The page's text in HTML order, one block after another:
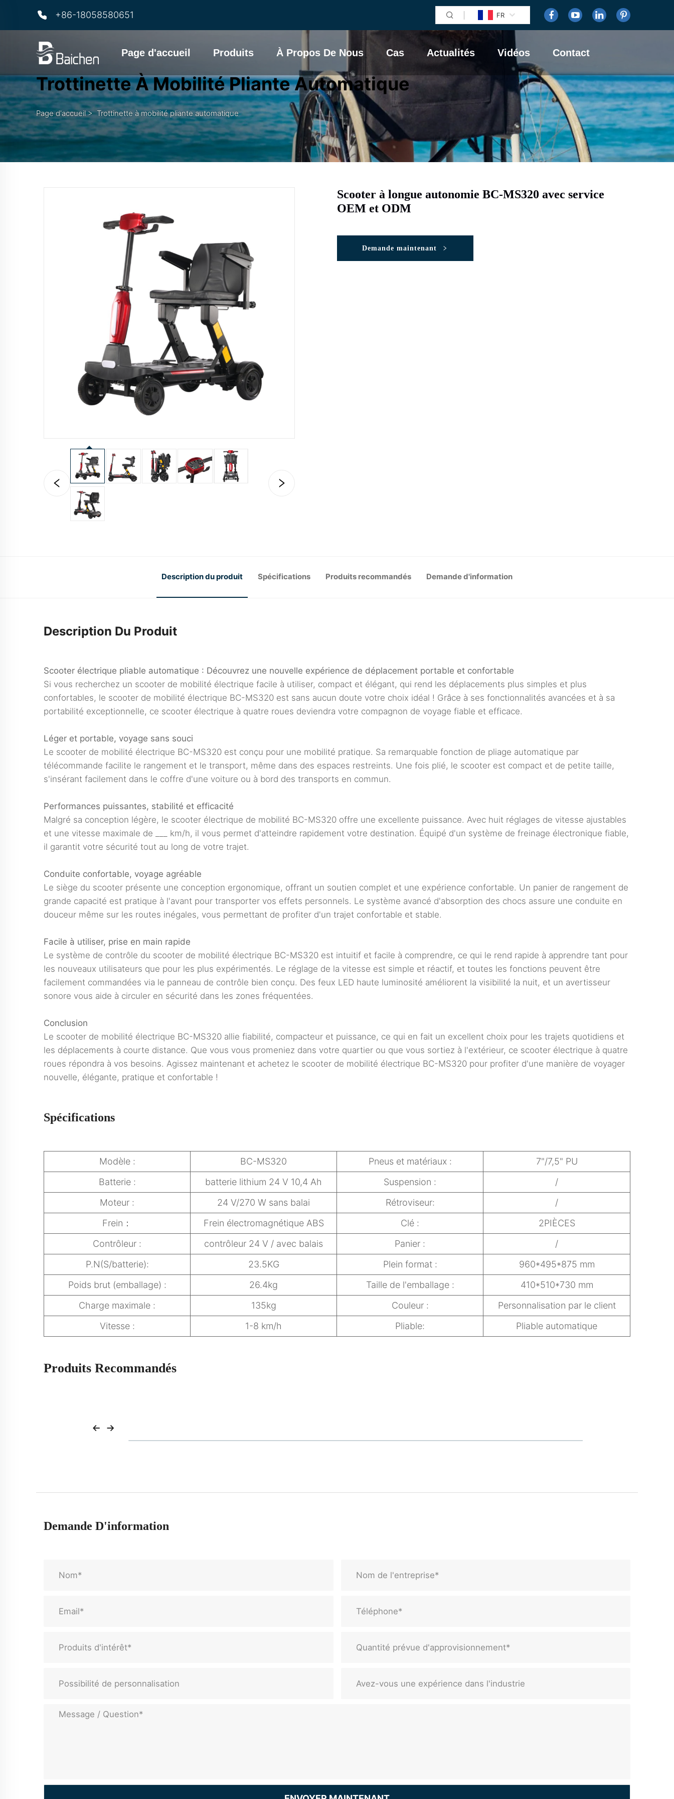
+86-18058580651 FR
Page d'accueil Produits À Propos De Nous Cas Actualités Vidéos Contact
Trottinette À Mobilité Pliante Automatique
Page d'accueil>Trottinette à mobilité pliante automatique
Scooter à longue autonomie BC-MS320 avec service
OEM et ODM
Demande maintenant
Description du produit Spécifications Produits recommandés Demande d'information
Description Du Produit
Scooter électrique pliable automatique : Découvrez une nouvelle expérience de déplacement portable et confortable
Si vous recherchez un scooter de mobilité électrique facile à utiliser, compact et élégant, qui rend les déplacements plus simples et plus
confortables, le scooter de mobilité électrique BC-MS320 est sans aucun doute votre choix idéal ! Grâce à ses fonctionnalités avancées et à sa
portabilité exceptionnelle, ce scooter électrique à quatre roues deviendra votre compagnon de voyage fiable et efficace.
Léger et portable, voyage sans souci
Le scooter de mobilité électrique BC-MS320 est conçu pour une mobilité pratique. Sa remarquable fonction de pliage automatique par
télécommande facilite le rangement et le transport, même dans des espaces restreints. Une fois plié, le scooter est compact et de petite taille,
s'insérant facilement dans le coffre d'une voiture ou à bord des transports en commun.
Performances puissantes, stabilité et efficacité
Malgré sa conception légère, le scooter électrique de mobilité BC-MS320 offre une excellente puissance. Avec huit réglages de vitesse ajustables
et une vitesse maximale de ___ km/h, il vous permet d'atteindre rapidement votre destination. Équipé d'un système de freinage électronique fiable,
il garantit votre sécurité tout au long de votre trajet.
Conduite confortable, voyage agréable
Le siège du scooter présente une conception ergonomique, offrant un soutien complet et une expérience confortable. Un panier de rangement de
grande capacité est pratique à l'avant pour transporter vos effets personnels. Le système avancé d'absorption des chocs assure une conduite en
douceur même sur les routes inégales, vous permettant de profiter d'un trajet confortable et stable.
Facile à utiliser, prise en main rapide
Le système de contrôle du scooter de mobilité électrique BC-MS320 est intuitif et facile à comprendre, ce qui le rend rapide à apprendre tant pour
les nouveaux utilisateurs que pour les plus expérimentés. Le réglage de la vitesse est simple et réactif, et toutes les fonctions peuvent être
facilement commandées via le panneau de contrôle bien conçu. Des feux LED haute luminosité améliorent la visibilité la nuit, et un avertisseur
sonore vous aide à circuler en sécurité dans les zones fréquentées.
Conclusion
Le scooter de mobilité électrique BC-MS320 allie fiabilité, compacteur et puissance, ce qui en fait un excellent choix pour les trajets quotidiens et
les déplacements à courte distance. Que vous vous promeniez dans votre quartier ou que vous sortiez à l'extérieur, ce scooter électrique à quatre
roues répondra à vos besoins. Agissez maintenant et achetez le scooter de mobilité électrique BC-MS320 pour profiter d'une manière de voyager
nouvelle, élégante, pratique et confortable !
Spécifications
Modèle : BC-MS320 Pneus et matériaux :
7"/7,5" PU
Batterie :
batterie lithium 24 V 10,4 Ah Suspension :
/
Moteur :
24 V/270 W sans balai Rétroviseur:
/
Frein：
Frein électromagnétique ABS Clé :
2PIÈCES
Contrôleur :
contrôleur 24 V / avec balais Panier :
/
P.N(S/batterie):
23.5KG Plein format :
960*495*875 mm
Poids brut (emballage) :
26.4kg Taille de l'emballage :
410*510*730 mm
Charge maximale :
135kg Couleur :
Personnalisation par le client
Vitesse :
1-8 km/h Pliable: Pliable automatique
Produits Recommandés
Demande D'information